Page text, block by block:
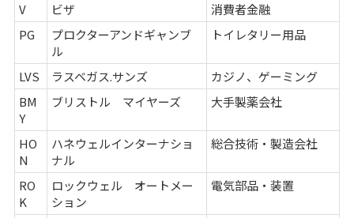
V
ビザ
消費者金融
PG
プロクターアンドギャンブ
ル
トイレタリー用品
LVS ラスベガス.サンズ
カジノ、ゲーミング
BM
Y
ブリストル マイヤーズ 大手製薬会社
HO
N
ハネウェルインターナショ
ナル
総合技術・製造会社
RO
K
ロックウェル オートメー
ション
電気部品・装置